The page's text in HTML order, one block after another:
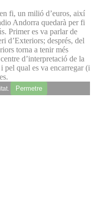
fi, un milió d’euros, així
Andorra quedarà per fi
Primer es va parlar de
d’Exteriors; després, del
torna a tenir més
d’interpretació de la
qual es va encarregar (i
Permetre